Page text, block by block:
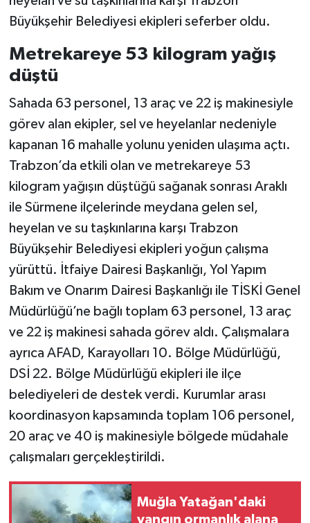
Büyükşehir Belediyesi ekipleri seferber oldu.
Metrekareye 53 kilogram yağış
düştü
Sahada 63 personel, 13 araç ve 22 iş makinesiyle
görev alan ekipler, sel ve heyelanlar nedeniyle
kapanan 16 mahalle yolunu yeniden ulaşıma açtı.
Trabzon’da etkili olan ve metrekareye 53
kilogram yağışın düştüğü sağanak sonrası Araklı
ile Sürmene ilçelerinde meydana gelen sel,
heyelan ve su taşkınlarına karşı Trabzon
Büyükşehir Belediyesi ekipleri yoğun çalışma
yürüttü. İtfaiye Dairesi Başkanlığı, Yol Yapım
Bakım ve Onarım Dairesi Başkanlığı ile TİSKİ Genel
Müdürlüğü’ne bağlı toplam 63 personel, 13 araç
ve 22 iş makinesi sahada görev aldı. Çalışmalara
ayrıca AFAD, Karayolları 10. Bölge Müdürlüğü,
DSİ 22. Bölge Müdürlüğü ekipleri ile ilçe
belediyeleri de destek verdi. Kurumlar arası
koordinasyon kapsamında toplam 106 personel,
20 araç ve 40 iş makinesiyle bölgede müdahale
çalışmaları gerçekleştirildi.
Muğla Yatağan'daki
yangın ormanlık alana